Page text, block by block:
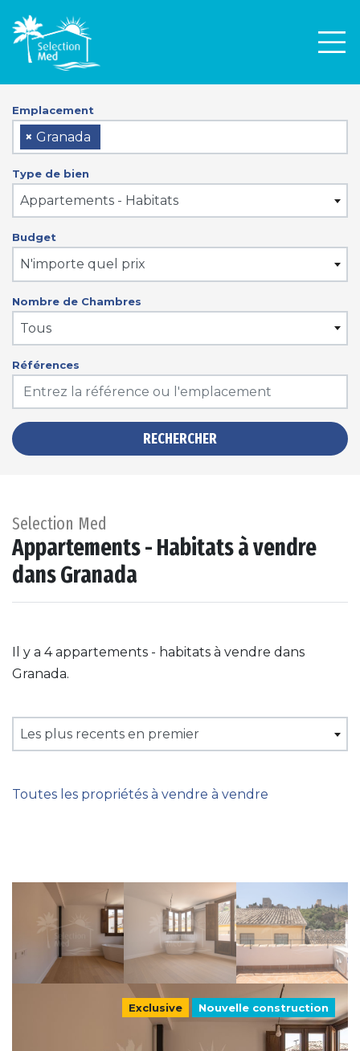
Emplacement
× Granada
Type de bien
Appartements - Habitats
Budget
N'importe quel prix
Nombre de Chambres
Tous
Références
RECHERCHER
Selection Med
Appartements - Habitats à vendre
dans Granada
Il y a 4 appartements - habitats à vendre dans
Granada.
Les plus recents en premier
Toutes les propriétés à vendre à vendre
Exclusive Nouvelle construction